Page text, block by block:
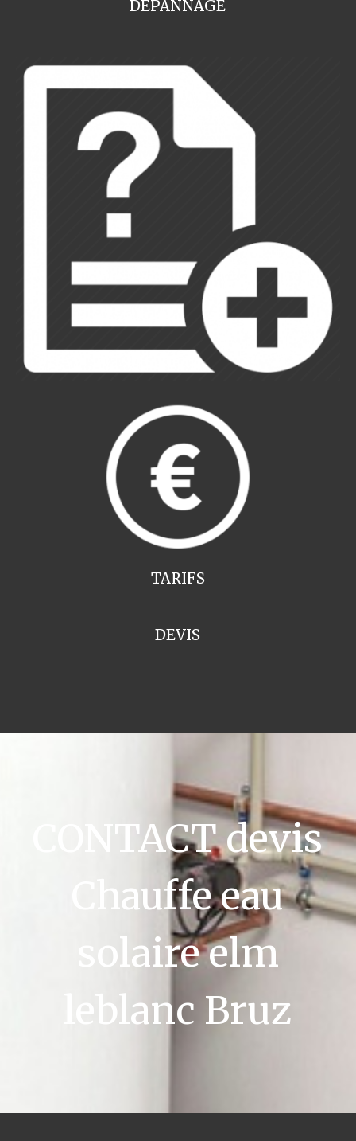
DEPANNAGE
TARIFS
DEVIS
CONTACT devis
Chauffe eau
solaire elm
leblanc Bruz